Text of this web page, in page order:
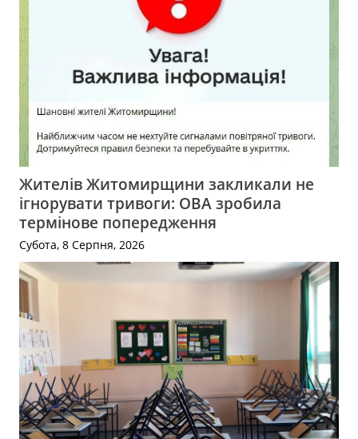
Жителів Житомирщини закликали не
ігнорувати тривоги: ОВА зробила
термінове попередження
Субота, 8 Серпня, 2026